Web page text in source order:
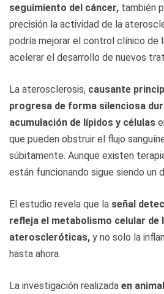
seguimiento del cáncer, también
precisión la actividad de la
podría mejorar el control clínico de
acelerar el desarrollo de nuevos
La aterosclerosis, causante
progresa de forma silenciosa
acumulación de lípidos y células
que pueden obstruir el flujo
súbitamente. Aunque existen
están funcionando sigue siendo un
El estudio revela que la señal
refleja el metabolismo celular de
ateroscleróticas, y no solo la
hasta ahora.
La investigación realizada en